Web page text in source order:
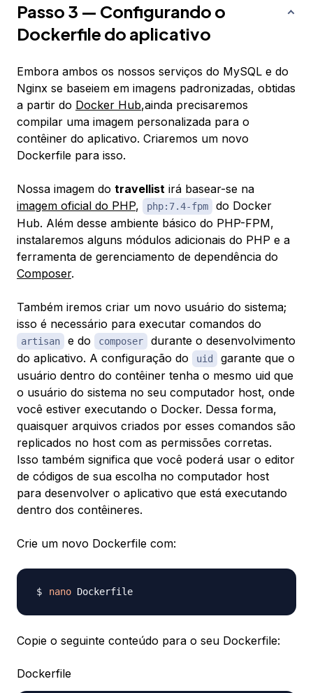
Passo 3 — Configurando o
Dockerfile do aplicativo
Embora ambos os nossos serviços do MySQL e do
Nginx se baseiem em imagens padronizadas, obtidas
a partir do Docker Hub,ainda precisaremos
compilar uma imagem personalizada para o
contêiner do aplicativo. Criaremos um novo
Dockerfile para isso.
Nossa imagem do travellist irá basear-se na
imagem oficial do PHP, php:7.4-fpm​​​
do Docker
Hub. Além desse ambiente básico do PHP-FPM,
instalaremos alguns módulos adicionais do PHP e a
ferramenta de gerenciamento de dependência do
Composer.
Também iremos criar um novo usuário do sistema;
isso é necessário para executar comandos do
artisan e do composer
durante o desenvolvimento
do aplicativo. A configuração do
uid
garante que o
usuário dentro do contêiner tenha o mesmo uid que
o usuário do sistema no seu computador host, onde
você estiver executando o Docker. Dessa forma,
quaisquer arquivos criados por esses comandos são
replicados no host com as permissões corretas.
Isso também significa que você poderá usar o editor
de códigos de sua escolha no computador host
para desenvolver o aplicativo que está executando
dentro dos contêineres.
Crie um novo Dockerfile com:
nano
Copie o seguinte conteúdo para o seu Dockerfile:
Dockerfile